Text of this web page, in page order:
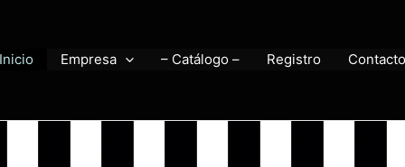
Inicio Empresa – Catálogo – Registro Contacto